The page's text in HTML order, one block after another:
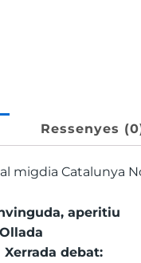
Ressenyes
migdia Catalunya
aperitiu
Xerrada debat: